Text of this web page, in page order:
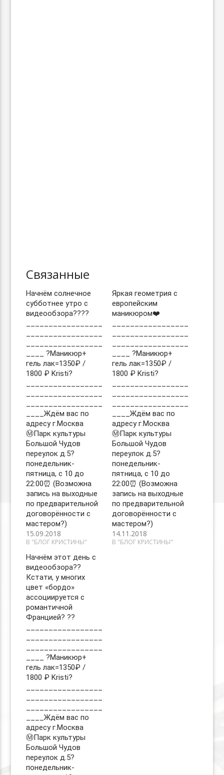
Связанные
Начнём солнечное
субботнее утро с
видеообзора????
____ ?Маникюр+
гель лак=1350₽ /
1800 ₽ Kristi?
____Ждём вас по
адресу г.Москва
Ⓜ️Парк культуры
Большой Чудов
переулок д.5?
понедельник-
пятница, с 10 до
22:00⏰ (Возможна
запись на выходные
по предварительной
договорённости с
мастером?)
15.09.2018
В "БЛОГ КРИСТИНЫ"
Яркая геометрия с
европейским
маникюром❤️
____ ?Маникюр+
гель лак=1350₽ /
1800 ₽ Kristi?
____Ждём вас по
адресу г.Москва
Ⓜ️Парк культуры
Большой Чудов
переулок д.5?
понедельник-
пятница, с 10 до
22:00⏰ (Возможна
запись на выходные
по предварительной
договорённости с
мастером?)
14.11.2018
В "БЛОГ КРИСТИНЫ"
Начнём этот день с
видеообзора??
Кстати, у многих
цвет «бордо»
ассоциируется с
романтичной
Францией? ??
____ ?Маникюр+
гель лак=1350₽ /
1800 ₽ Kristi?
____Ждём вас по
адресу г.Москва
Ⓜ️Парк культуры
Большой Чудов
переулок д.5?
понедельник-